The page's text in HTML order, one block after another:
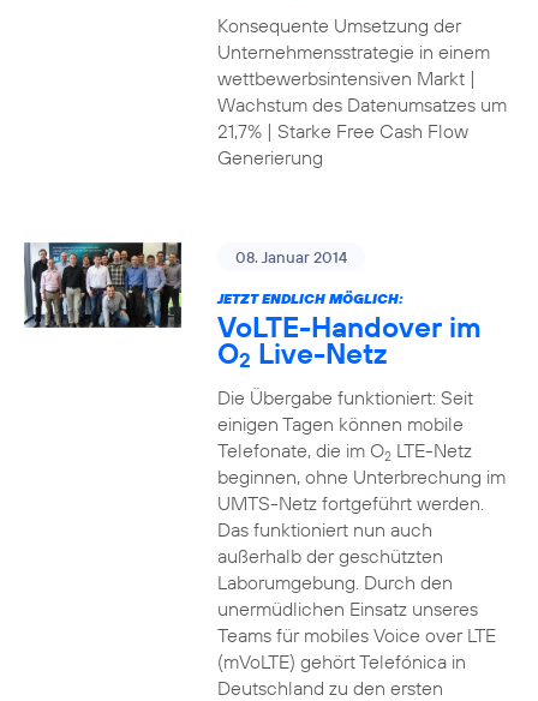
Konsequente Umsetzung der
Unternehmensstrategie in einem
wettbewerbsintensiven Markt |
Wachstum des Datenumsatzes um
21,7% | Starke Free Cash Flow
Generierung
08. Januar 2014
JETZT ENDLICH MÖGLICH:
VoLTE-Handover im
O2 Live-Netz
Die Übergabe funktioniert: Seit
einigen Tagen können mobile
Telefonate, die im O2LTE-Netz
beginnen, ohne Unterbrechung im
UMTS-Netz fortgeführt werden.
Das funktioniert nun auch
außerhalb der geschützten
Laborumgebung. Durch den
unermüdlichen Einsatz unseres
Teams für mobiles Voice over LTE
(mVoLTE) gehört Telefónica in
Deutschland zu den ersten